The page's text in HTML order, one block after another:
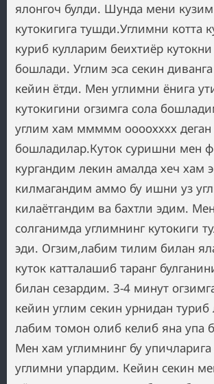
ялонгоч булди. Шунда мени
кутокигига тушди.Углимни котта
куриб кулларим беихтиёр
бошлади. Углим эса секин
кейин ётди. Мен углимни ёнига
кутокигини огзимга сола
углим хам ммммм оооохххх деган
бошладилар.Куток суришни мен
кургандим лекин амалда хеч хам
килмагандим аммо бу ишни уз
килаётгандим ва бахтли эдим.
солганимда углимнинг кутокиги
эди. Огзим,лабим тилим билан
куток катталашиб таранг
билан сезардим. 3-4 минут
кейин углим секин урнидан туриб
лабим томон олиб келиб яна упа
Мен хам углимнинг бу
углимни упардим. Кейин секин